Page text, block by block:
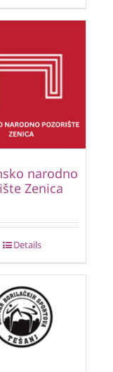
narodno
Zenica
Details